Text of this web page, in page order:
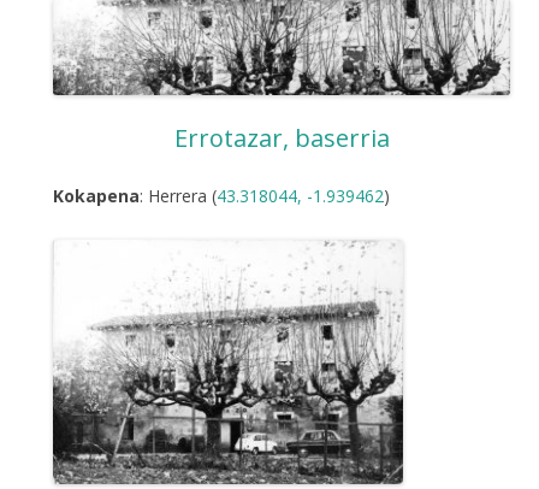
Errotazar, baserria
Kokapena: Herrera (43.318044, -1.939462)